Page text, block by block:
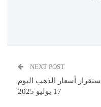
NEXT POST
أستقرار أسعار الذهب اليوم
17 يوليو 2025